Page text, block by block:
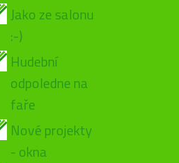
Jako ze salonu
:-)
Hudební
odpoledne na
faře
Nové projekty
- okna